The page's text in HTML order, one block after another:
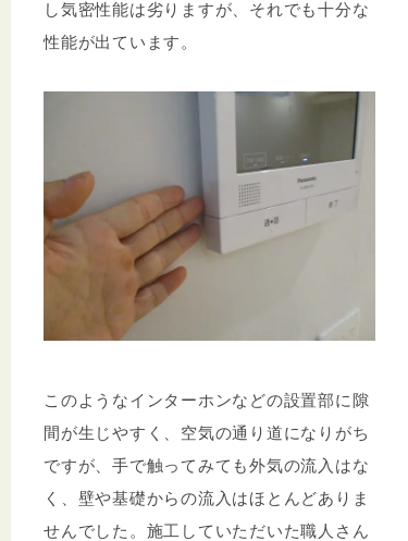
し気密性能は劣りますが、それでも十分な
性能が出ています。
このようなインターホンなどの設置部に隙
間が生じやすく、空気の通り道になりがち
ですが、手で触ってみても外気の流入はな
く、壁や基礎からの流入はほとんどありま
せんでした。施工していただいた職人さん